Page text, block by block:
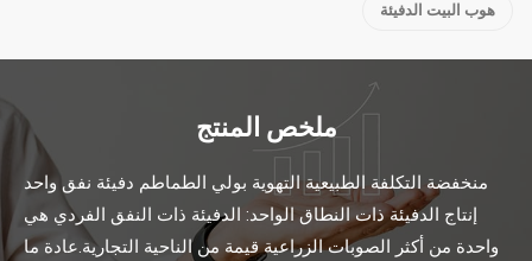
هوب البيت الدفيئة
ملخص المنتج
واحدة من أكثر الصوبات الزراعية قيمة من الناحية التجارية.عادة ما